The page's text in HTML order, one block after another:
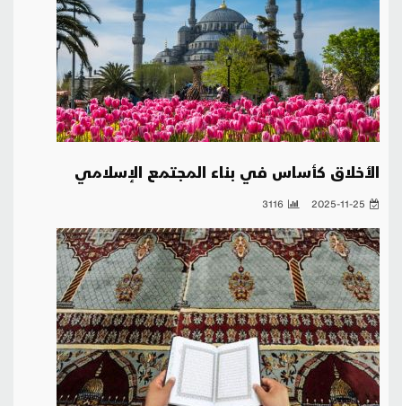
الأخلاق كأساس في بناء المجتمع الإسلامي
2025-11-25
3116